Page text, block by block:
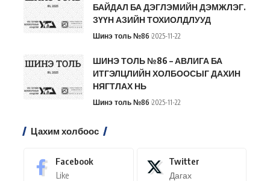
БАЙДАЛ БА ДЭГЛЭМИЙН ДЭМЖЛЭГ.
ЗҮҮН АЗИЙН ТОХИОЛДЛУУД
Шинэ толь №86 2025-11-22
ШИНЭ ТОЛЬ №86 – АВЛИГА БА
ИТГЭЛЦЛИЙН ХОЛБООСЫГ ДАХИН
НЯГТЛАХ НЬ
Шинэ толь №86 2025-11-22
Цахим холбоос
Facebook
Like
Twitter
Дагах